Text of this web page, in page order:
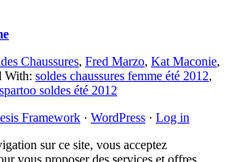
Chaussures, Fred Marzo, Kat Maconie,
With: soldes chaussures femme été 2012,
spartoo soldes été 2012
Framework · WordPress · Log in
sur ce site, vous acceptez